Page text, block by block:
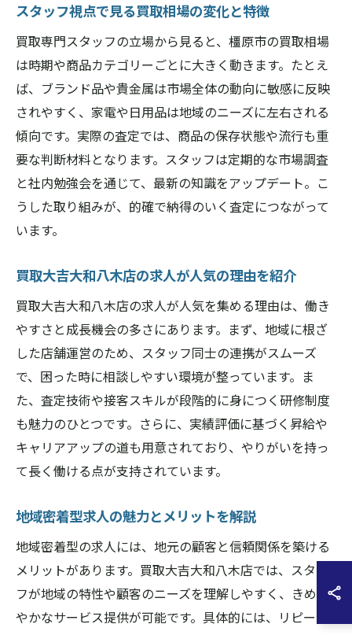
スタッフ視点で見る買取相場の変化と特徴
買取専門スタッフの立場から見ると、橿原市の買取相場
は時期や商品カテゴリーごとに大きく動きます。たとえ
ば、ブランド品や貴金属は市場全体の動向に敏感に反映
されやすく、家電や日用品は地域のニーズに左右される
傾向です。実際の査定では、商品の保存状態や流行も重
要な判断材料となります。スタッフは定期的な市場調査
と社内勉強会を通じて、最新の知識をアップデート。こ
うした取り組みが、的確で納得のいく査定につながって
います。
買取大吉大和八木店の求人が人気の理由を紹介
買取大吉大和八木店の求人が人気を集める理由は、働き
やすさと成長機会の多さにあります。まず、地域に根ざ
した店舗運営のため、スタッフ同士の連携がスムーズ
で、困った時に相談しやすい環境が整っています。ま
た、査定技術や接客スキルが段階的に身につく研修制度
も魅力のひとつです。さらに、実績評価に基づく昇給や
キャリアアップの道も用意されており、やりがいを持っ
て長く働ける点が支持されています。
地域密着型求人の魅力とメリットを解説
地域密着型の求人には、地元の顧客と信頼関係を築ける
メリットがあります。買取大吉大和八木店では、スタッ
フが地域の特性や顧客のニーズを理解しやすく、きめ細
やかなサービス提供が可能です。具体的には、リピータ